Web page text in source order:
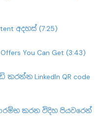
අදහස් (7:25)
You Can Get (3:43)
කරන්න LinkedIn QR code
ආරම්භ කරන විදිහ පියවරෙන්